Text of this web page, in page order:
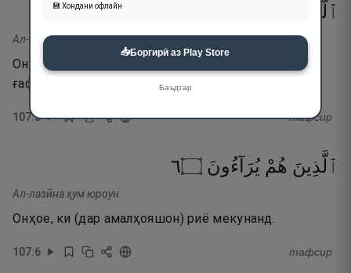
ٱلَّذِينَ سَاهُونَ ۝٥
Ал-лазӣна ҳум ъан салатиҳим саҳун.
Он гуна намозгузороне, ки аз намозҳои худ дар
ғафлатанд,
107:5 тафсир
ٱلَّذِينَ هُمْ يُرَآءُونَ ۝٦
Ал-лазӣна ҳум юроун.
Онҳое, ки (дар амалҳояшон) риё мекунанд.
107:6 тафсир
💾 Хондани офлайн
📥Боргирӣ аз Play Store
Баъдтар